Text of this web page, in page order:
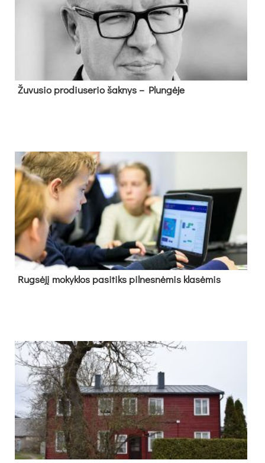
Žu­vu­sio pro­diu­se­rio šak­nys – Plun­gė­je
Rug­sė­jį mo­kyk­los pa­si­tiks pil­nes­nė­mis kla­sė­mis